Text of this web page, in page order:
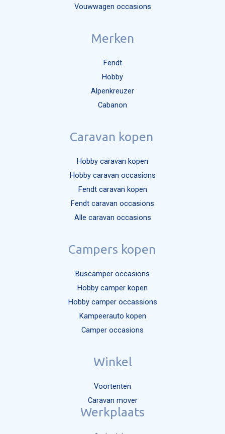
Vouwwagen occasions
Merken
Fendt
Hobby
Alpenkreuzer
Cabanon
Caravan kopen
Hobby caravan kopen
Hobby caravan occasions
Fendt caravan kopen
Fendt caravan occasions
Alle caravan occasions
Campers kopen
Buscamper occasions
Hobby camper kopen
Hobby camper occassions
Kampeerauto kopen
Camper occasions
Winkel
Voortenten
Caravan mover
Werkplaats